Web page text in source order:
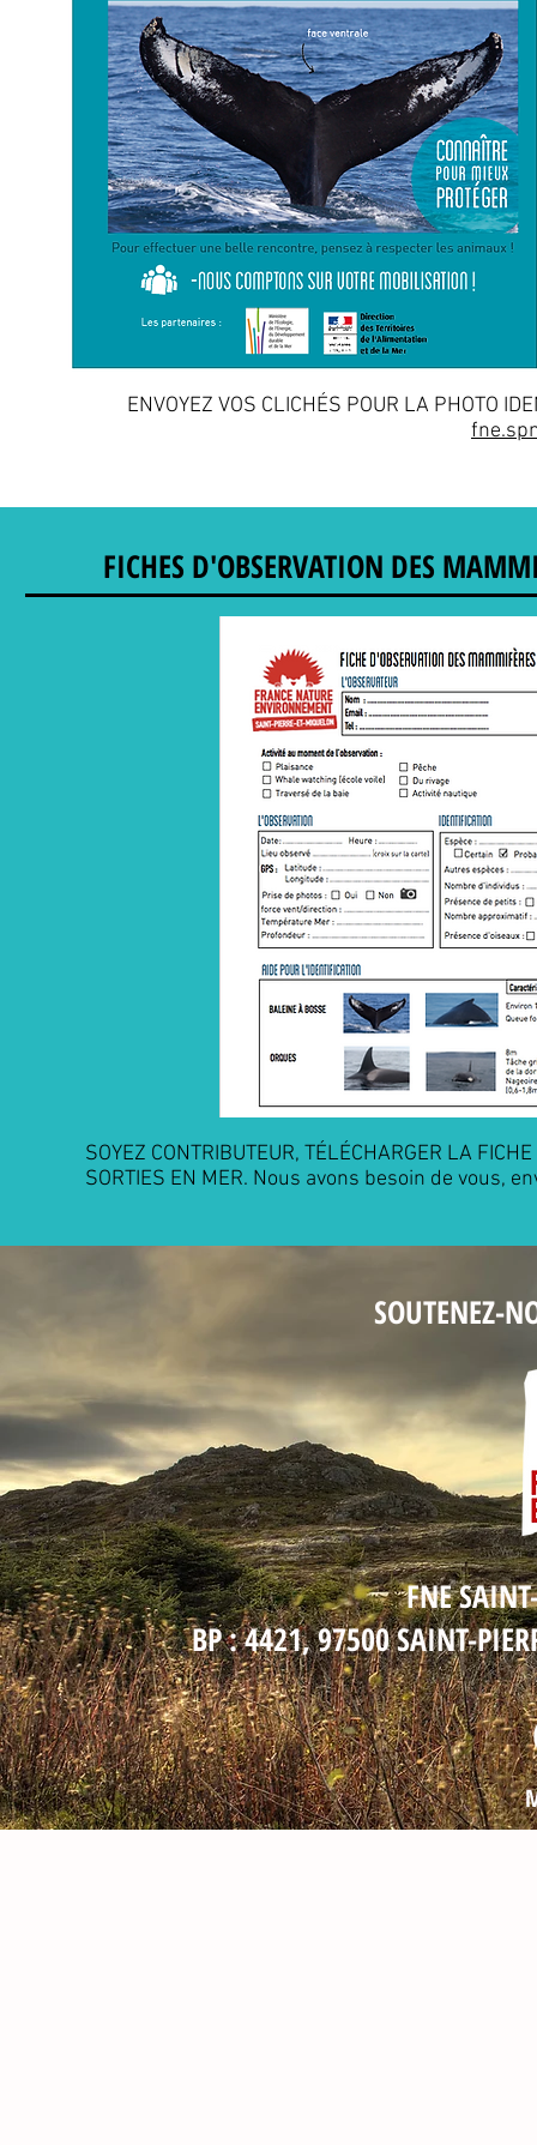
ENVOYEZ VOS CLICHÉS POUR LA PHOTO
FICHES D'OBSERVATION DES
SOYEZ CONTRIBUTEUR, TÉLÉCHARGER LA
SORTIES EN MER. Nous avons besoin de vous,
SOUTENEZ-
FNE
BP : 4421, 97500 SAINT-